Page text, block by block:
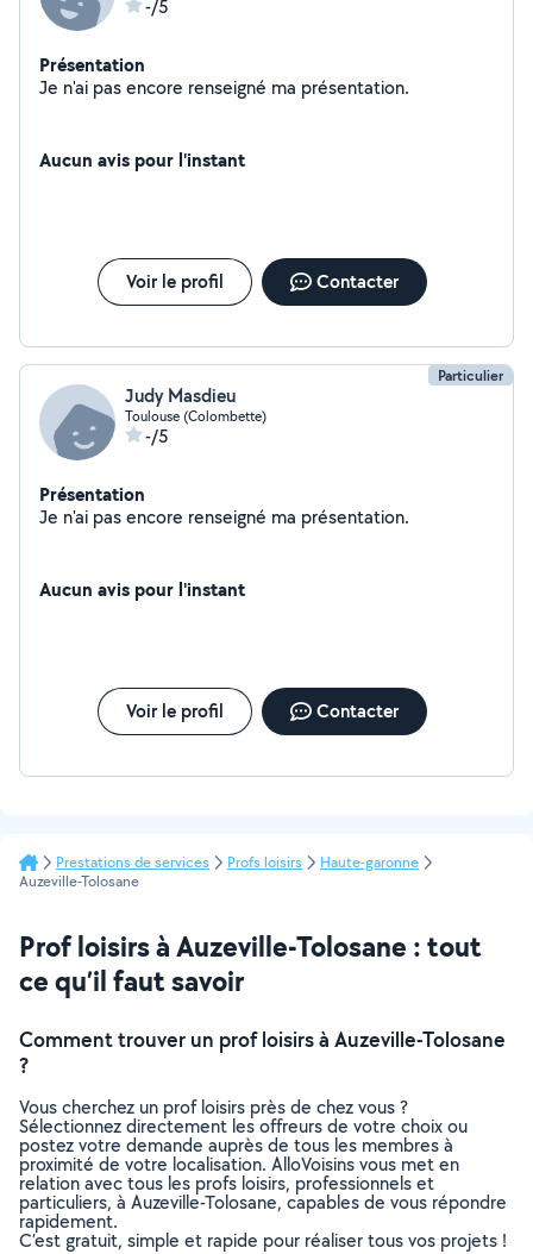
-/5
Présentation
Je n'ai pas encore renseigné ma présentation.
Aucun avis pour l'instant
Voir le profil Contacter
Particulier
Judy Masdieu
Toulouse (Colombette)
-/5
Présentation
Je n'ai pas encore renseigné ma présentation.
Aucun avis pour l'instant
Voir le profil Contacter
Prestations de services Profs loisirs
Haute-garonne
Auzeville-Tolosane
Prof loisirs à Auzeville-Tolosane : tout
ce qu’il faut savoir
Comment trouver un prof loisirs à Auzeville-Tolosane
?
Vous cherchez un prof loisirs près de chez vous ?
Sélectionnez directement les offreurs de votre choix ou
postez votre demande auprès de tous les membres à
proximité de votre localisation. AlloVoisins vous met en
relation avec tous les profs loisirs, professionnels et
particuliers, à Auzeville-Tolosane, capables de vous répondre
rapidement.
C’est gratuit, simple et rapide pour réaliser tous vos projets !